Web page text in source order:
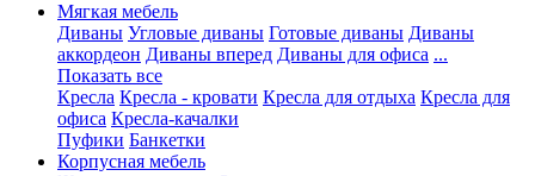
Мягкая мебель
Диваны Угловые диваны Готовые диваны Диваны
аккордеон Диваны вперед Диваны для офиса ...
Показать все
Кресла Кресла - кровати Кресла для отдыха Кресла для
офиса Кресла-качалки
Пуфики Банкетки
Корпусная мебель